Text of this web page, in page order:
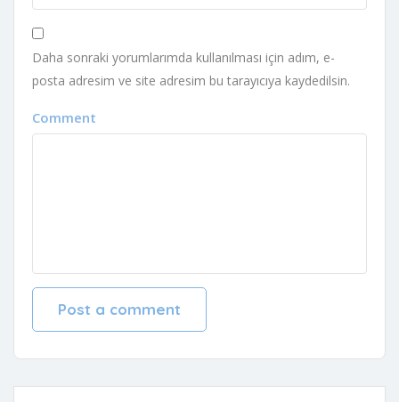
Daha sonraki yorumlarımda kullanılması için adım, e-
posta adresim ve site adresim bu tarayıcıya kaydedilsin.
Comment